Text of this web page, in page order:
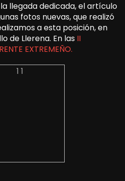
llegada dedicada, el artículo
fotos nuevas, que realizó
a esta posición, en
de Llerena. En las II
EXTREMEÑO.